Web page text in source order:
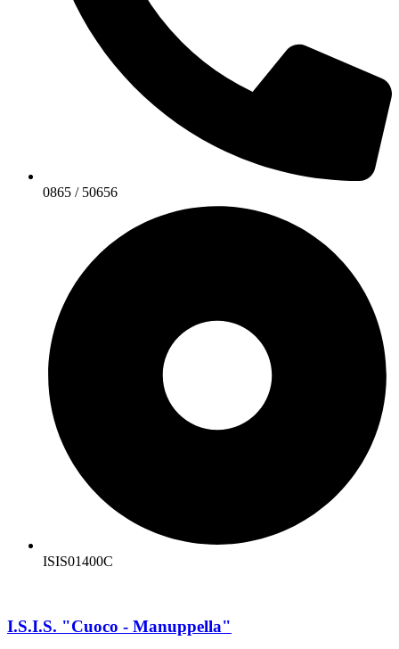
0865 / 50656
ISIS01400C
I.S.I.S. "Cuoco - Manuppella"